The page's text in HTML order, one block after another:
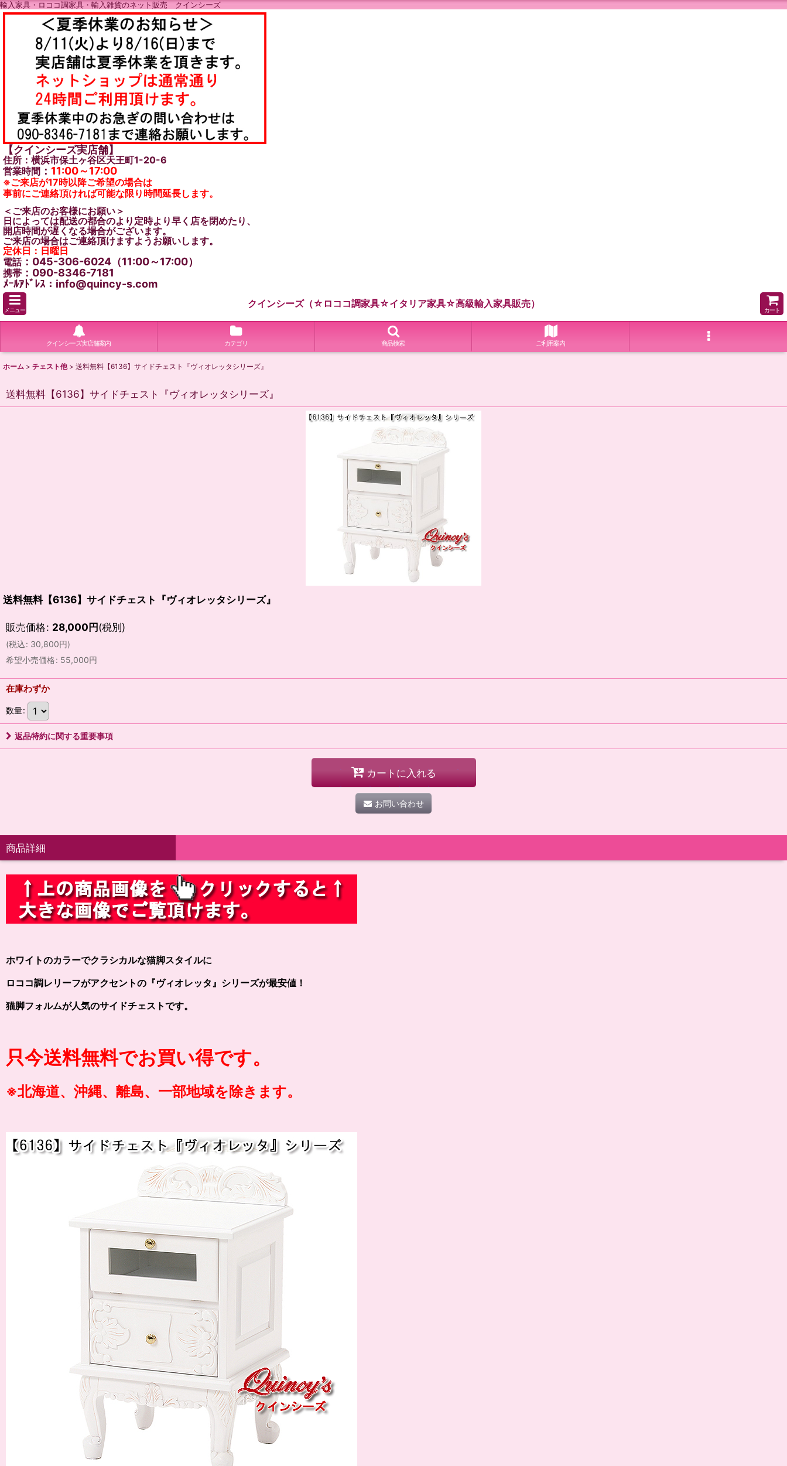
輸入家具・ロココ調家具・輸入雑貨のネット販売 クインシーズ
【クインシーズ実店舗】
住所：横浜市保土ヶ谷区天王町1-20-6
営業時間 ： 11:00～17:00
※ご来店が17時以降ご希望の場合は
事前にご連絡頂ければ可能な限り時間延長します。
＜ご来店のお客様にお願い＞
日によっては配送の都合のより定時より早く店を閉めたり、
開店時間が遅くなる場合がございます。
ご来店の場合はご連絡頂けますようお願いします。
定休日：日曜日
電話：045-306-6024（11:00～17:00）
携帯 ：090-8346-7181
ﾒｰﾙｱﾄﾞﾚｽ：info@quincy-s.com
メニュー
クインシーズ（☆ロココ調家具☆イタリア家具☆高級輸入家具販売）
カート
クインシーズ実店舗案内 カテゴリ 商品検索 ご利用案内
ホーム > チェスト他 > 送料無料【6136】サイドチェスト『ヴィオレッタシリーズ』
送料無料【6136】サイドチェスト『ヴィオレッタシリーズ』
送料無料【6136】サイドチェスト『ヴィオレッタシリーズ』
販売価格: 28,000円(税別)
(税込: 30,800円)
希望小売価格: 55,000円
在庫わずか
数量:
返品特約に関する重要事項
カートに入れる
お問い合わせ
商品詳細
ホワイトのカラーでクラシカルな猫脚スタイルに
ロココ調レリーフがアクセントの『ヴィオレッタ』シリーズが最安値！
猫脚フォルムが人気のサイドチェストです。
只今送料無料でお買い得です。
※北海道、沖縄、離島、一部地域を除きます。